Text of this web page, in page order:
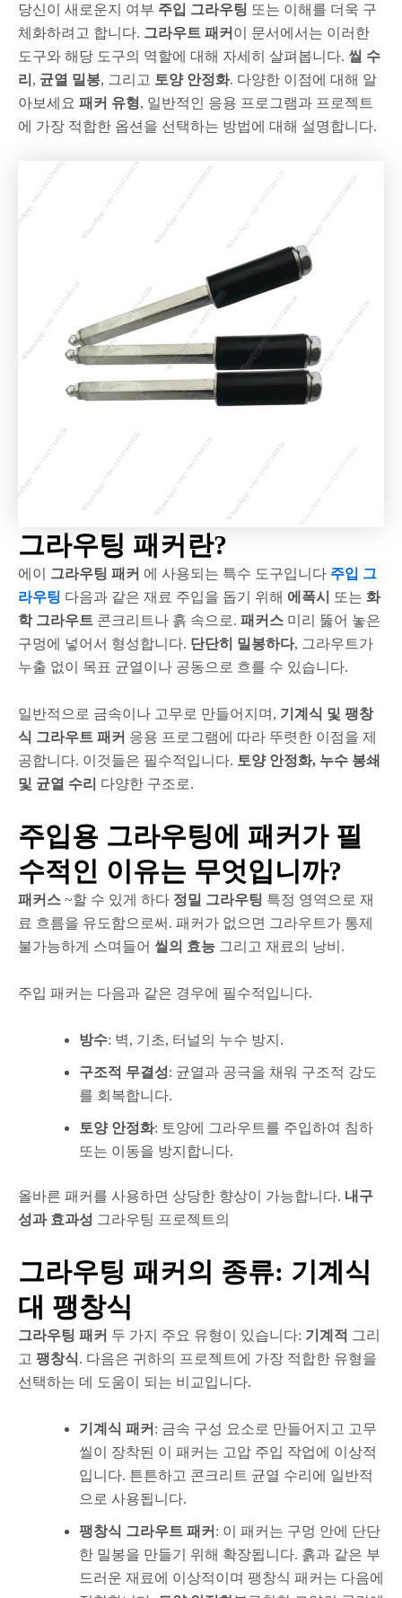
당신이 새로운지 여부 주입 그라우팅 또는 이해를 더욱 구
체화하려고 합니다. 그라우트 패커 이 문서에서는 이러한
도구와 해당 도구의 역할에 대해 자세히 살펴봅니다. 씰 수
리 , 균열 밀봉, 그리고 토양 안정화. 다양한 이점에 대해 알
아보세요 패커 유형, 일반적인 응용 프로그램과 프로젝트
에 가장 적합한 옵션을 선택하는 방법에 대해 설명합니다.
그라우팅 패커란?
에이 그라우팅 패커 에 사용되는 특수 도구입니다 주입 그
라우팅 다음과 같은 재료 주입을 돕기 위해 에폭시 또는 화
학 그라우트 콘크리트나 흙 속으로. 패커스 미리 뚫어 놓은
구멍에 넣어서 형성합니다. 단단히 밀봉하다, 그라우트가
누출 없이 목표 균열이나 공동으로 흐를 수 있습니다.
일반적으로 금속이나 고무로 만들어지며, 기계식 및 팽창
식 그라우트 패커 응용 프로그램에 따라 뚜렷한 이점을 제
공합니다. 이것들은 필수적입니다. 토양 안정화, 누수 봉쇄
및 균열 수리 다양한 구조로.
주입용 그라우팅에 패커가 필
수적인 이유는 무엇입니까?
패커스 ~할 수 있게 하다 정밀 그라우팅 특정 영역으로 재
료 흐름을 유도함으로써. 패커가 없으면 그라우트가 통제
불가능하게 스며들어 씰의 효능 그리고 재료의 낭비.
주입 패커는 다음과 같은 경우에 필수적입니다.
방수: 벽, 기초, 터널의 누수 방지.
구조적 무결성: 균열과 공극을 채워 구조적 강도
를 회복합니다.
토양 안정화: 토양에 그라우트를 주입하여 침하
또는 이동을 방지합니다.
올바른 패커를 사용하면 상당한 향상이 가능합니다. 내구
성과 효과성 그라우팅 프로젝트의
그라우팅 패커의 종류: 기계식
대 팽창식
그라우팅 패커 두 가지 주요 유형이 있습니다: 기계적 그리
고 팽창식. 다음은 귀하의 프로젝트에 가장 적합한 유형을
선택하는 데 도움이 되는 비교입니다.
기계식 패커 : 금속 구성 요소로 만들어지고 고무
씰이 장착된 이 패커는 고압 주입 작업에 이상적
입니다. 튼튼하고 콘크리트 균열 수리에 일반적
으로 사용됩니다.
팽창식 그라우트 패커 : 이 패커는 구멍 안에 단단
한 밀봉을 만들기 위해 확장됩니다. 흙과 같은 부
드러운 재료에 이상적이며 팽창식 패커는 다음에